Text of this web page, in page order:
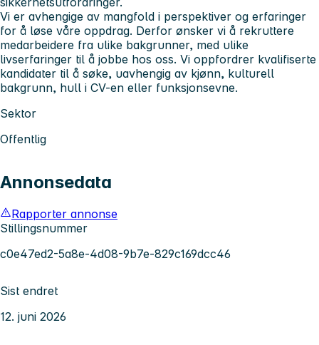
Vi er avhengige av mangfold i perspektiver og erfaringer
for å løse våre oppdrag. Derfor ønsker vi å rekruttere
medarbeidere fra ulike bakgrunner, med ulike
livserfaringer til å jobbe hos oss. Vi oppfordrer kvalifiserte
kandidater til å søke, uavhengig av kjønn, kulturell
bakgrunn, hull i CV-en eller funksjonsevne.
Sektor
Offentlig
Annonsedata
Rapporter annonse
Stillingsnummer
c0e47ed2-5a8e-4d08-9b7e-829c169dcc46
Sist endret
12. juni 2026